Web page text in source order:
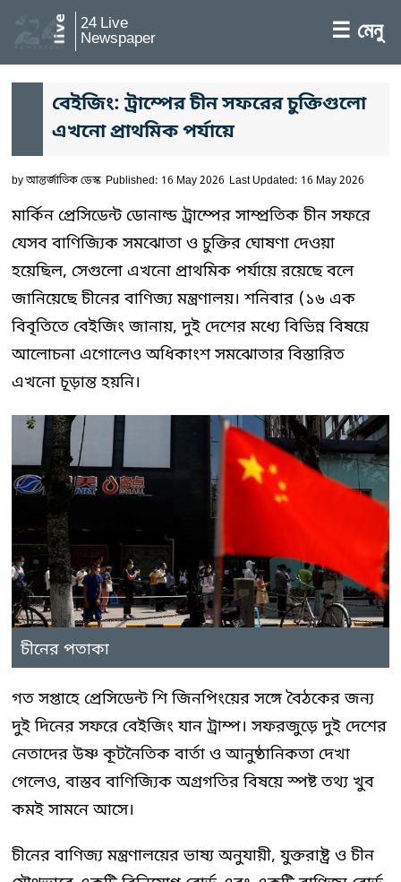
24 Live
Newspaper ☰ মেনু
বেইজিং: ট্রাম্পের চীন সফরের চুক্তিগুলো
এখনো প্রাথমিক পর্যায়ে
byআন্তর্জাতিক ডেস্ক Published: 16 May 2026 Last Updated: 16 May 2026
মার্কিন প্রেসিডেন্ট ডোনাল্ড ট্রাম্পের সাম্প্রতিক চীন সফরে
যেসব বাণিজ্যিক সমঝোতা ও চুক্তির ঘোষণা দেওয়া
হয়েছিল, সেগুলো এখনো প্রাথমিক পর্যায়ে রয়েছে বলে
জানিয়েছে চীনের বাণিজ্য মন্ত্রণালয়। শনিবার (১৬ এক
বিবৃতিতে বেইজিং জানায়, দুই দেশের মধ্যে বিভিন্ন বিষয়ে
আলোচনা এগোলেও অধিকাংশ সমঝোতার বিস্তারিত
এখনো চূড়ান্ত হয়নি।
চীনের পতাকা
গত সপ্তাহে প্রেসিডেন্ট শি জিনপিংয়ের সঙ্গে বৈঠকের জন্য
দুই দিনের সফরে বেইজিং যান ট্রাম্প। সফরজুড়ে দুই দেশের
নেতাদের উষ্ণ কূটনৈতিক বার্তা ও আনুষ্ঠানিকতা দেখা
গেলেও, বাস্তব বাণিজ্যিক অগ্রগতির বিষয়ে স্পষ্ট তথ্য খুব
কমই সামনে আসে।
চীনের বাণিজ্য মন্ত্রণালয়ের ভাষ্য অনুযায়ী, যুক্তরাষ্ট্র ও চীন